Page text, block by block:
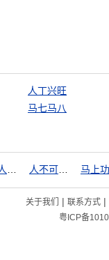
人丁兴旺
马七马八
马上
关于我们 | 联系方式|
粤ICP备